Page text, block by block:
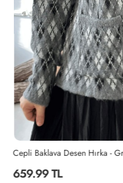
Baklava Desen Hırka - Gri
TL